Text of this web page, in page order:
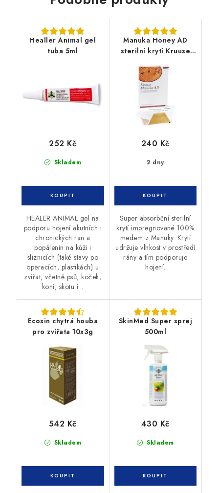
Healler Animal gel
tuba 5ml
Skladem
252 Kč
HEALER ANIMAL gel na
podporu hojení akutních i
chronických ran a
popálenin na kůži i
sliznicích (také stavy po
operacích, plastikách) u
zvířat, včetně psů, koček,
koní, skotu i...
Manuka Honey AD
sterilní krytí Kruuse
2 dny
240 Kč
Super absorbční sterilní
krytí impregnované 100%
medem z Manuky. Krytí
udržuje vlhkost v prostředí
rány a tím podporuje
hojení.
Ecosin chytrá houba
pro zvířata 10x3g
Skladem
542 Kč
SkinMed Super sprej
500ml
Skladem
430 Kč